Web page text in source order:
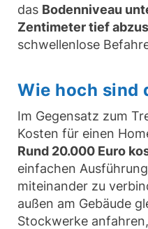
das Bodenniveau
Zentimeter tief
schwellenlose
Wie hoch sind
Im Gegensatz zum
Kosten für einen
Rund 20.000 Euro
einfachen
miteinander zu
außen am Gebäude
Stockwerke